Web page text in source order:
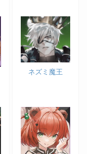
ネズミ魔王